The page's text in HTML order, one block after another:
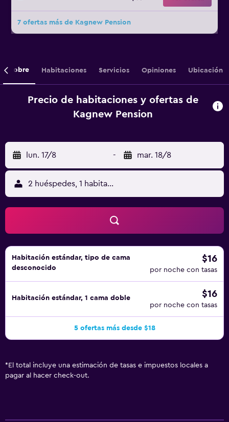
7 ofertas más de Kagnew Pension
Sobre Habitaciones Servicios Opiniones Ubicación
Precio de habitaciones y ofertas de
Kagnew Pension
lun. 17/8 - mar. 18/8
2 huéspedes, 1 habitación
Habitación estándar, tipo de cama
desconocido
$16
por noche con tasas
Habitación estándar, 1 cama doble $16
por noche con tasas
5 ofertas más desde $18
* El total incluye una estimación de tasas e impuestos locales a
pagar al hacer check-out.